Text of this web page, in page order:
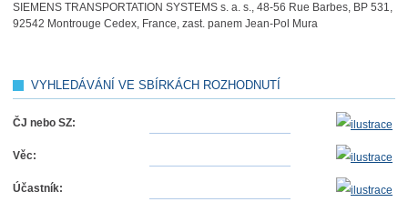
SIEMENS TRANSPORTATION SYSTEMS s. a. s., 48-56 Rue Barbes, BP 531,
92542 Montrouge Cedex, France, zast. panem Jean-Pol Mura
VYHLEDÁVÁNÍ VE SBÍRKÁCH ROZHODNUTÍ
ČJ nebo SZ:
Věc:
Účastník: